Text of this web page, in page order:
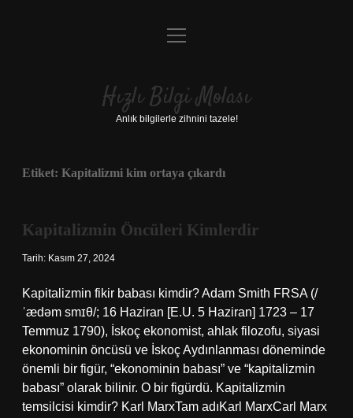
Anasayfa
Yasal Uyarı
menüyü
Hızlı Bilgi Molası
Anlık bilgilerle zihnini tazele!
Etiket: Kapitalizmi kim ortaya çıkardı
Kapitalizmin Öncüleri Kimlerdir
Tarih: Kasım 27, 2024
Kapitalizmin fikir babası kimdir? Adam Smith FRSA (/
ˈædəm smɪθ/; 16 Haziran [E.U. 5 Haziran] 1723 – 17
Temmuz 1790), İskoç ekonomist, ahlak filozofu, siyasi
ekonominin öncüsü ve İskoç Aydınlanması döneminde
önemli bir figür, “ekonominin babası” ve “kapitalizmin
babası” olarak bilinir. O bir figürdü. Kapitalizmin
temsilcisi kimdir? Karl MarxTam adıKarl MarxCarl Marx